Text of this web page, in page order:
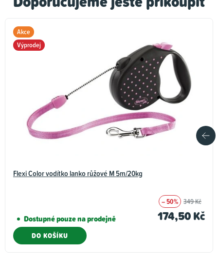
Akce
Výprodej
Flexi Color vodítko lanko růžové M 5m/20kg
Dostupné pouze na prodejně
– 50% 349 Kč
174,50 Kč
DO KOŠÍKU